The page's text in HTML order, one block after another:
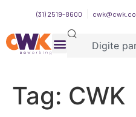
(31) 2519-8600
Tag: CWK